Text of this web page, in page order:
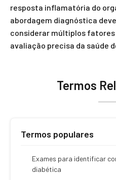
resposta inflamatória do
abordagem diagnóstica
considerar múltiplos fatores
avaliação precisa da saúde
Termos
Termos populares
Exames para identificar
diabética